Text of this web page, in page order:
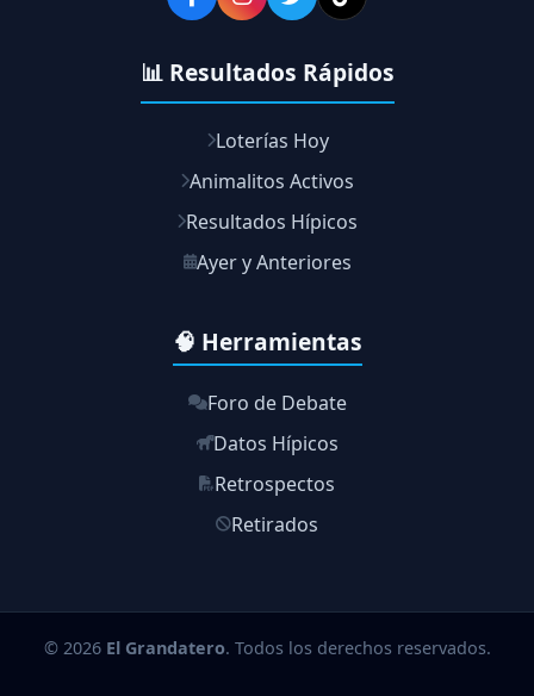
📊 Resultados Rápidos
Loterías Hoy
Animalitos Activos
Resultados Hípicos
Ayer y Anteriores
🧠 Herramientas
Foro de Debate
Datos Hípicos
Retrospectos
Retirados
© 2026 El Grandatero. Todos los derechos reservados.